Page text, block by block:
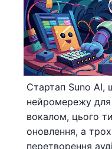
Стартап Suno AI,
нейромережу для
вокалом, цього
оновлення, а
перетворення